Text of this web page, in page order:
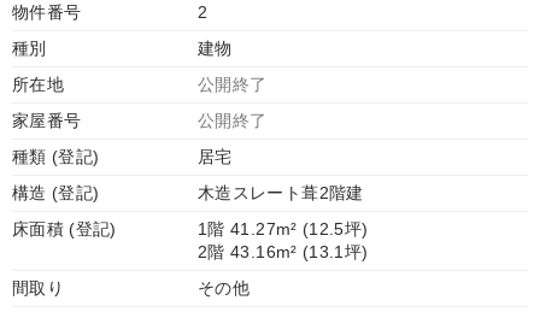
物件番号
2
種別
建物
所在地
公開終了
家屋番号
公開終了
種類 (登記)
居宅
構造 (登記)
木造スレート葺2階建
床面積 (登記)
1階 41.27m² (12.5坪)
2階 43.16m² (13.1坪)
間取り
その他